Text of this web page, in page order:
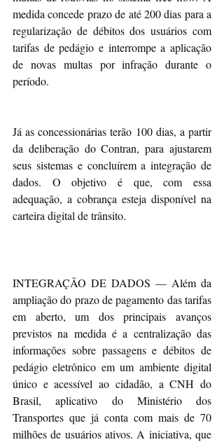
medida concede prazo de até 200 dias para a
regularização de débitos dos usuários com
tarifas de pedágio e interrompe a aplicação
de novas multas por infração durante o
período.
Já as concessionárias terão 100 dias, a partir
da deliberação do Contran, para ajustarem
seus sistemas e concluírem a integração de
dados. O objetivo é que, com essa
adequação, a cobrança esteja disponível na
carteira digital de trânsito.
INTEGRAÇÃO DE DADOS — Além da
ampliação do prazo de pagamento das tarifas
em aberto, um dos principais avanços
previstos na medida é a centralização das
informações sobre passagens e débitos de
pedágio eletrônico em um ambiente digital
único e acessível ao cidadão, a CNH do
Brasil, aplicativo do Ministério dos
Transportes que já conta com mais de 70
milhões de usuários ativos. A iniciativa, que